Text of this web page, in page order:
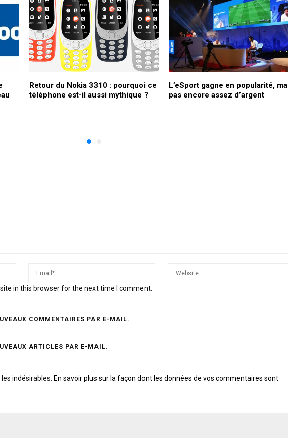
Retour du Nokia 3310 : pourquoi ce
téléphone est-il aussi mythique ?
L’eSport gagne en popularité,
pas encore assez d’argent
in this browser for the next time I comment.
COMMENTAIRES PAR E-MAIL.
ARTICLES PAR E-MAIL.
indésirables. En savoir plus sur la façon dont les données de vos commentaires sont